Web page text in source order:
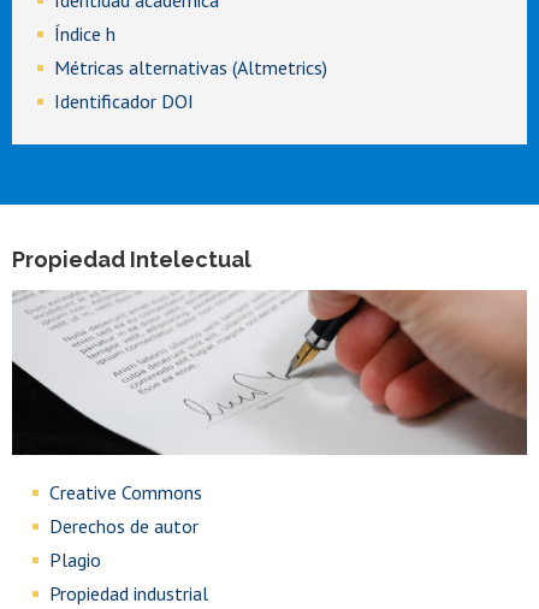
Índice h
Métricas alternativas (Altmetrics)
Identificador DOI
Propiedad Intelectual
Creative Commons
Derechos de autor
Plagio
Propiedad industrial